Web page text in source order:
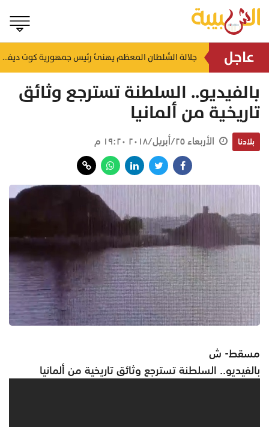
عاجل لتعزيز سلاسل الإمداد.. إطلاق ممر لوجستي بري بين سلطنة عُمان والمملكة العربية السعودية منذ ٢٣ ساعة جلالة السُّلطان المعظم يهنئ رئيس جمهورية كوت ديفوار
بالفيديو.. السلطنة تسترجع وثائق
تاريخية من ألمانيا
بلادنا الأربعاء ٢٥/أبريل/٢٠١٨ ١٩:٢٠ م
مسقط- ش
بالفيديو.. السلطنة تسترجع وثائق تاريخية من ألمانيا